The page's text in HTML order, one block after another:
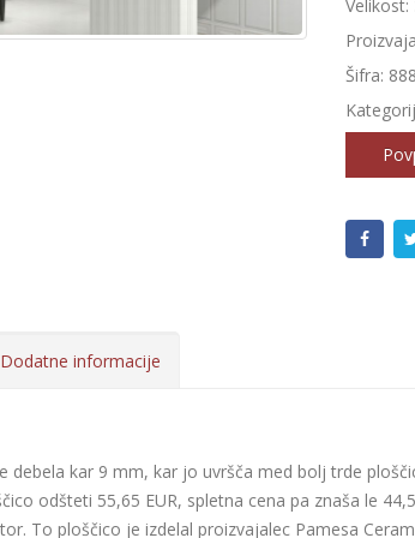
Velikost:
Šifra:
Dodatne informacije
debela kar 9 mm, kar jo uvršča med bolj trde
odšteti 55,65 EUR, spletna cena pa znaša le
To ploščico je izdelal proizvajalec Pamesa